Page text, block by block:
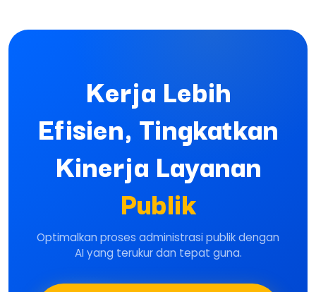
Kerja Lebih
Efisien, Tingkatkan
Kinerja Layanan
Publik
Optimalkan proses administrasi publik dengan
AI yang terukur dan tepat guna.